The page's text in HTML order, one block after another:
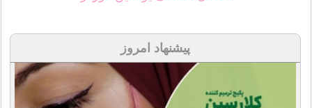
پیشنهاد امروز